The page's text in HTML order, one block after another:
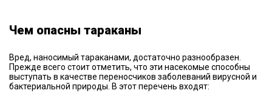
Чем опасны тараканы
Вред, наносимый тараканами, достаточно разнообразен.
Прежде всего стоит отметить, что эти насекомые способны
выступать в качестве переносчиков заболеваний вирусной и
бактериальной природы. В этот перечень входят: